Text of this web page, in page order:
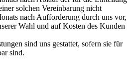
solchen Vereinbarung nicht
nach Aufforderung durch uns vor,
Wahl und auf Kosten des Kunden
sind uns gestattet, sofern sie für
sind.